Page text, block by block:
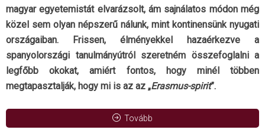
magyar egyetemistát elvarázsolt, ám sajnálatos módon még
közel sem olyan népszerű nálunk, mint kontinensünk nyugati
országaiban. Frissen, élményekkel hazaérkezve a
spanyolországi tanulmányútról szeretném összefoglalni a
legfőbb okokat, amiért fontos, hogy minél többen
megtapasztalják, hogy mi is az az „Erasmus-spirit”.
Tovább